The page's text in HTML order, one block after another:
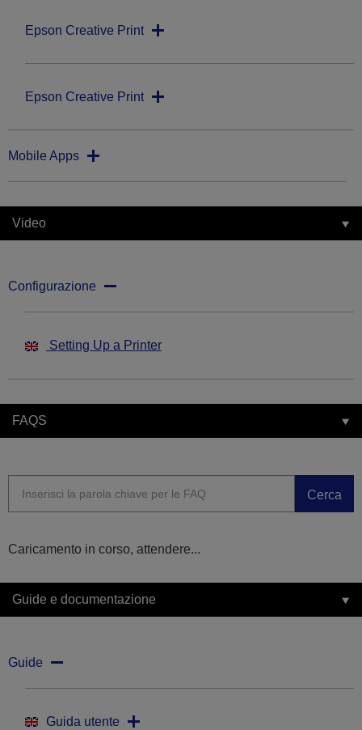
Epson Creative Print
Epson Creative Print
Mobile Apps
Video
Configurazione
Setting Up a Printer
FAQS
Cerca
Caricamento in corso, attendere...
Guide e documentazione
Guide
Guida utente